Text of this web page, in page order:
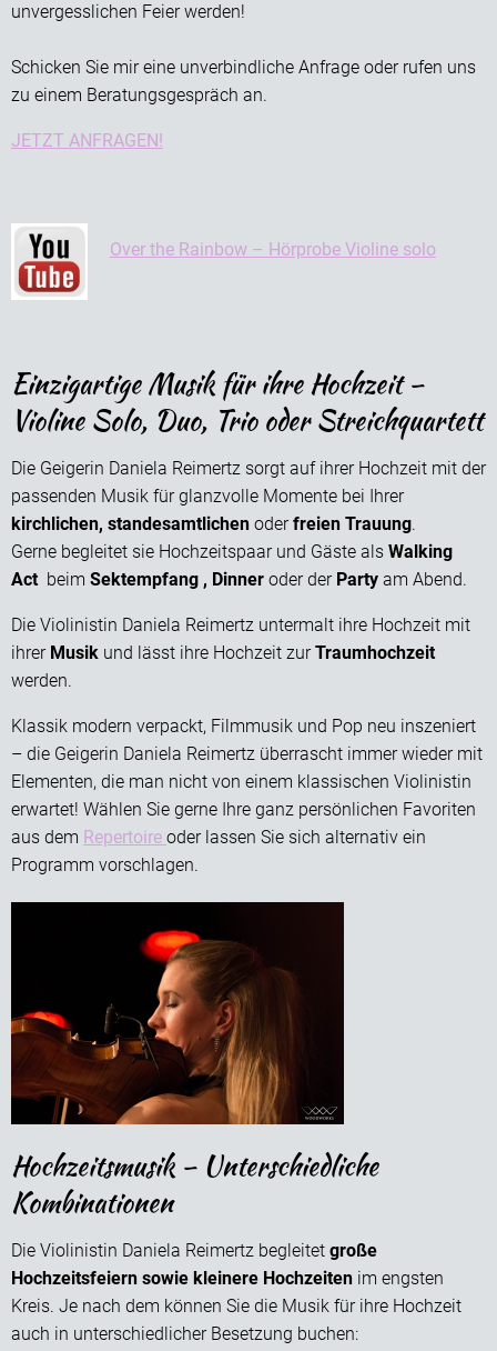
unvergesslichen Feier werden!
Schicken Sie mir eine unverbindliche Anfrage oder rufen uns
zu einem Beratungsgespräch an.
JETZT ANFRAGEN!
Over the Rainbow – Hörprobe Violine solo
Einzigartige Musik für ihre Hochzeit –
Violine Solo, Duo, Trio oder Streichquartett
Die Geigerin Daniela Reimertz sorgt auf ihrer Hochzeit mit der
passenden Musik für glanzvolle Momente bei Ihrer
kirchlichen, standesamtlichen oderfreien Trauung.
Gerne begleitet sie Hochzeitspaar und Gäste als Walking
Act beim Sektempfang , Dinner oder derParty am Abend.
Die Violinistin Daniela Reimertz untermalt ihre Hochzeit mit
ihrerMusik und lässt ihre Hochzeit zurTraumhochzeit
werden.
Klassik modern verpackt, Filmmusik und Pop neu inszeniert
– die Geigerin Daniela Reimertz überrascht immer wieder mit
Elementen, die man nicht von einem klassischen Violinistin
erwartet! Wählen Sie gerne Ihre ganz persönlichen Favoriten
aus dem Repertoire oder lassen Sie sich alternativ ein
Programm vorschlagen.
Hochzeitsmusik – Unterschiedliche
Kombinationen
Die Violinistin Daniela Reimertz begleitet große
Hochzeitsfeiern sowie kleinere Hochzeiten im engsten
Kreis. Je nach dem können Sie die Musik für ihre Hochzeit
auch in unterschiedlicher Besetzung buchen: